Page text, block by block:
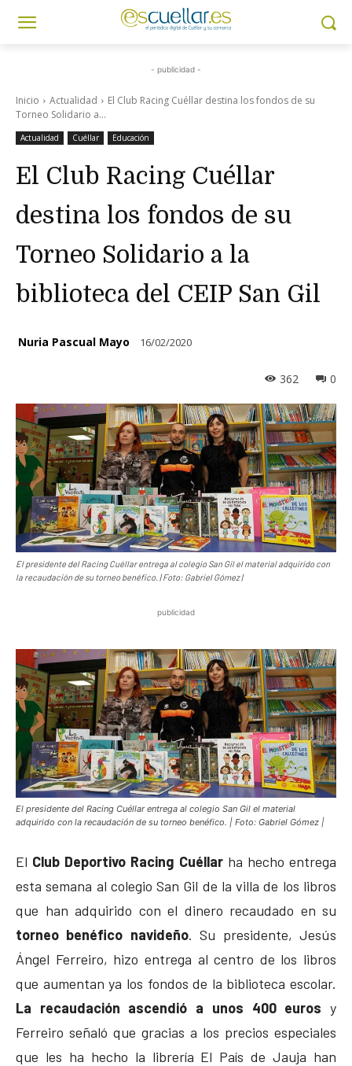
- publicidad -
Inicio Actualidad
El Club Racing Cuéllar destina los fondos de su
Torneo Solidario a...
Actualidad Cuéllar Educación
El Club Racing Cuéllar
destina los fondos de su
Torneo Solidario a la
biblioteca del CEIP San Gil
Nuria Pascual Mayo 16/02/2020
0
362
El presidente del Racing Cuéllar entrega al colegio San Gil el material adquirido con
la recaudación de su torneo benéfico. | Foto: Gabriel Gómez |
publicidad
El presidente del Racing Cuéllar entrega al colegio San Gil el material
adquirido con la recaudación de su torneo benéfico. | Foto: Gabriel Gómez |
El Club Deportivo Racing Cuéllarha hecho entrega
esta semana al colegio San Gil de la villa de los libros
que han adquirido con el dinero recaudado en su
torneo benéfico navideño. Su presidente, Jesús
Ángel Ferreiro, hizo entrega al centro de los libros
que aumentan ya los fondos de la biblioteca escolar.
La recaudación ascendió a unos 400 euros y
Ferreiro señaló que gracias a los precios especiales
que les ha hecho la librería El País de Jauja han